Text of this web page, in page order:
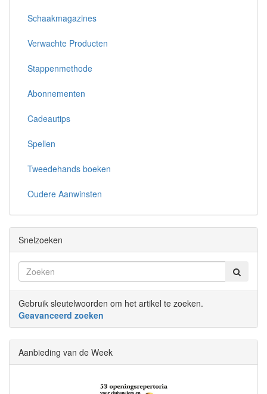
Schaakmagazines
Verwachte Producten
Stappenmethode
Abonnementen
Cadeautips
Spellen
Tweedehands boeken
Oudere Aanwinsten
Snelzoeken
Gebruik sleutelwoorden om het artikel te zoeken.
Geavanceerd zoeken
Aanbieding van de Week